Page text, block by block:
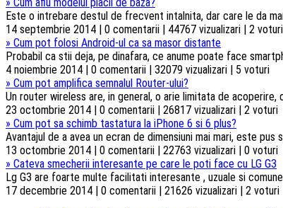
Este o intrebare destul de frecvent intalnita, dar care le da
14 septembrie 2014 | 0 comentarii | 44767 vizualizari | 2 voturi
» Cum pot folosi Android-ul ca sa masor distante
Probabil ca stii deja, pe dinafara, ce anume poate face
4 noiembrie 2014 | 0 comentarii | 32079 vizualizari | 5 voturi
» Cum pot amplifica semnalul Router-ului?
Un router wireless are, in general, o arie limitata de
23 octombrie 2014 | 0 comentarii | 26817 vizualizari | 2 voturi
» Cum pot sa schimb tastatura la iPhone 6 si 6 plus?
Avantajul de a avea un ecran de dimensiuni mai mari, este
13 octombrie 2014 | 0 comentarii | 22763 vizualizari | 0 voturi
» Cateva smecherii interesante pe care le poti face cu LG G3
Lg G3 are foarte multe facilitati interesante , uzuale si
17 decembrie 2014 | 0 comentarii | 21626 vizualizari | 2 voturi